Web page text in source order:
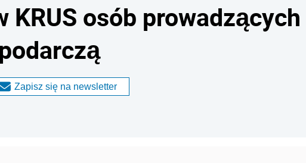
KRUS osób prowadzących
Zapisz się na newsletter